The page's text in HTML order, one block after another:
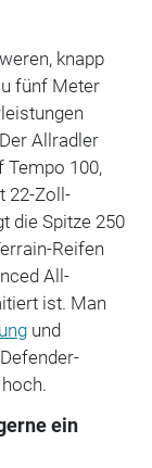
knapp
fünf Meter
Allradler
Tempo 100,
22-Zoll-
die Spitze 250
Reifen
All-
ist. Man
und
ein